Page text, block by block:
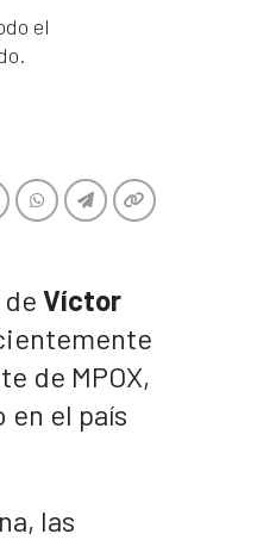
el
Víctor
de MPOX,
el país
las